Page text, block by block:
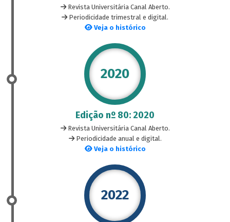
Revista Universitária Canal Aberto.
Periodicidade trimestral e digital.
Veja o histórico
2020
Edição nº 80: 2020
Revista Universitária Canal Aberto.
Periodicidade anual e digital.
Veja o histórico
2022